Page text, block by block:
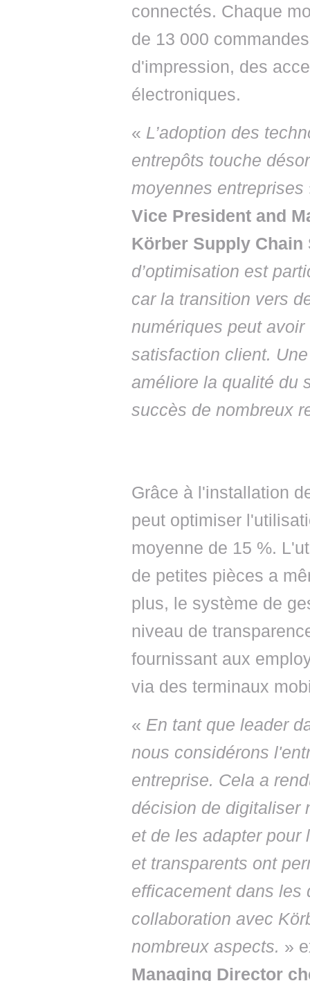
connectés. Chaque
de 13 000
d'impression, des
électroniques.
« L’adoption des
entrepôts touche
moyennes entreprises
Vice President and
Körber Supply Chain
d’optimisation est
car la transition vers
numériques peut
satisfaction client.
améliore la qualité du
succès de nombreux
Grâce à l'installation
peut optimiser
moyenne de 15 %.
de petites pièces a
plus, le système de
niveau de
fournissant aux
via des terminaux
« En tant que leader
nous considérons
entreprise. Cela a
décision de digitaliser
et de les adapter pour
et transparents ont
efficacement dans les
collaboration avec
nombreux aspects. »
Managing Director